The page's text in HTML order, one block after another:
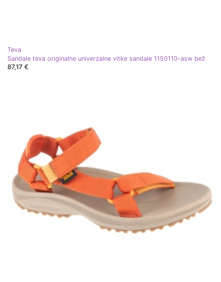
Teva
Sandale teva originalne univerzalne vitke sandale 1150110-asw bež
87,17 €